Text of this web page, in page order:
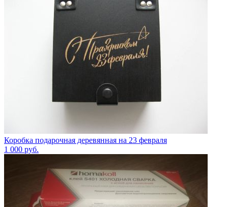
Коробка подарочная деревянная на 23 февраля
1 000 руб.